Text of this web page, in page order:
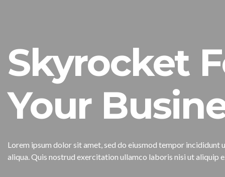
Skyrocket
Your
Lorem ipsum dolor sit amet, sed do eiusmod tempor incididunt
aliqua. Quis nostrud exercitation ullamco laboris nisi ut aliquip